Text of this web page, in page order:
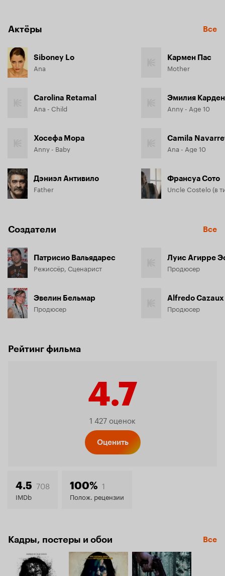
Актёры Все
Siboney Lo
Ana
Carolina Retamal
Ana - Child
Хосефа Мора
Anny - Baby
Дэниэл Антивило
Father
Кармен Пас
Mother
Эмилия
Anny - Age 10
Camila
Ana - Age 10
Франсуа Сото
Создатели Все
Патрисио Вальядарес
Режиссёр, Сценарист
Эвелин Бельмар
Продюсер
Луис Агирре
Продюсер
Alfredo Cazaux
Продюсер
Рейтинг фильма
4.7
Рейтинг
4.7
1 427 оценок
Оценить
4.5 708
IMDb
100% 1
Полож. рецензии
Кадры, постеры и обои Все